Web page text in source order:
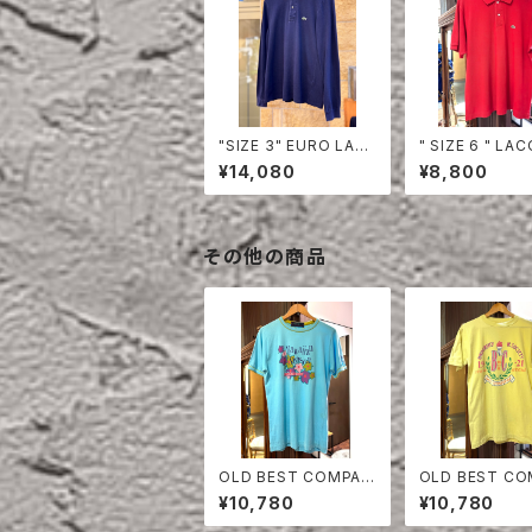
"SIZE 3" EURO LAC
OSTE POLO SHIRT
LONG SLEEVE
¥14,080
" SIZE 6 " LACOSTE
POLO SHIRT
¥8,800
その他の商品
OLD BEST COMPAN
Y T- SHIRT
¥10,780
OLD BEST
Y T- SHIRT
¥10,780